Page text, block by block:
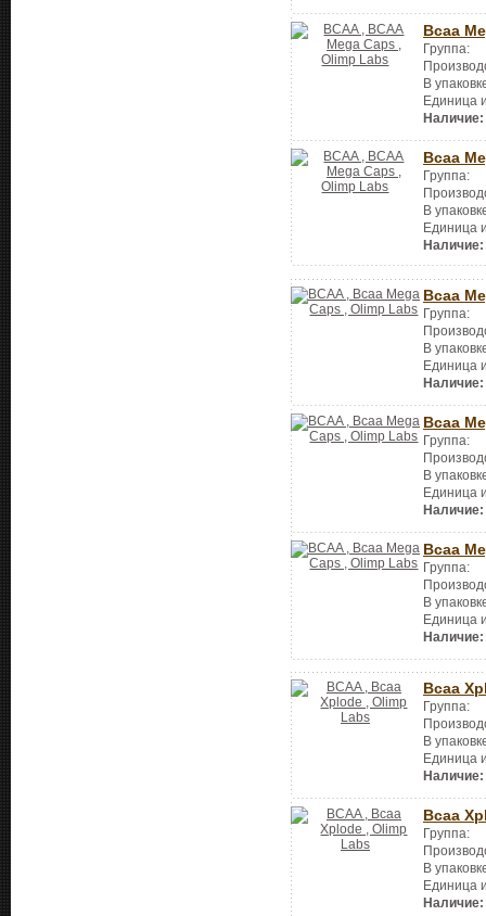
Bcaa
Группа:
В
Единица
Наличие:
Bcaa
Группа:
В
Единица
Наличие:
Bcaa
Группа:
В
Единица
Наличие:
Bcaa
Группа:
В
Единица
Наличие:
Bcaa
Группа:
В
Единица
Наличие:
Bcaa
Группа:
В
Единица
Наличие:
Bcaa
Группа:
В
Единица
Наличие: